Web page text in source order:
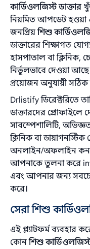
কার্ডিওলজিস্ট ডাক্তার
নিয়মিত আপডেট হওয়া
জনপ্রিয়শিশু
ডাক্তারের শিক্ষাগত
হাসপাতাল বা ক্লিনিক,
নির্ভুলভাবে দেওয়া
প্রয়োজন অনুযায়ী সঠিক
Drlistify ডিরেক্টরিতে
ডাক্তারদের প্রোফাইলে
সাবস্পেশালিটি,
ক্লিনিক বা ডায়াগনস্টিক
অনলাইন/অফলাইন
আপনাকে তুলনা করে
এবং আপনার জন্য
করে।
সেরা শিশু
এই প্ল্যাটফর্ম ব্যবহার
কোনশিশু